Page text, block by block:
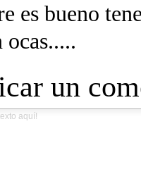
es bueno
ocas.....
un